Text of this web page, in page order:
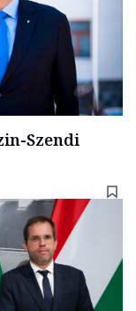
Szendi